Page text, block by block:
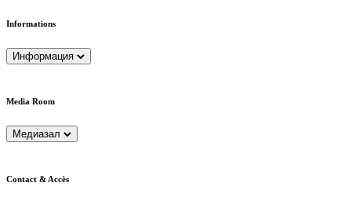
Informations
Информация
Media Room
Медиазал
Contact & Accès